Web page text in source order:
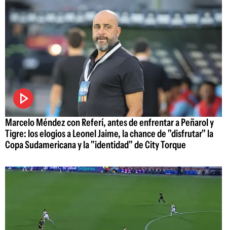
Marcelo Méndez con Referí, antes de enfrentar a Peñarol y
Tigre: los elogios a Leonel Jaime, la chance de "disfrutar" la
Copa Sudamericana y la "identidad" de City Torque